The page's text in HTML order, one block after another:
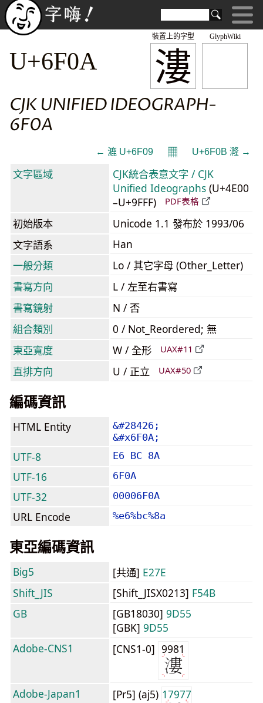
GlyphWiki
漊
裝置上的字型
U+6F0A
CJK UNIFIED IDEOGRAPH-
6F0A
← 漉 U+6F09 𝄜 U+6F0B 漋 →
文字區域
CJK統合表意文字 / CJK
Unified Ideographs (U+4E00
–U+9FFF)
PDF表格
初始版本
Unicode 1.1 發布於 1993/06
文字語系
Han
一般分類
Lo / 其它字母 (Other_Letter)
書寫方向
L / 左至右書寫
書寫鏡射
N / 否
組合類別
0 / Not_Reordered; 無
東亞寬度
W / 全形 UAX#11
直排方向 U / 正立 UAX#50
編碼資訊
HTML Entity
&#28426;
&#x6F0A;
UTF-8 E6 BC 8A
UTF-16 6F0A
UTF-32 00006F0A
URL Encode %e6%bc%8a
東亞編碼資訊
Big5 [共通] E27E
Shift_JIS
[Shift_JISX0213] F54B
GB
[GB18030] 9D55
[GBK] 9D55
Adobe-CNS1
[CNS1-0] 9981
Adobe-Japan1 [Pr5] (aj5) 17977